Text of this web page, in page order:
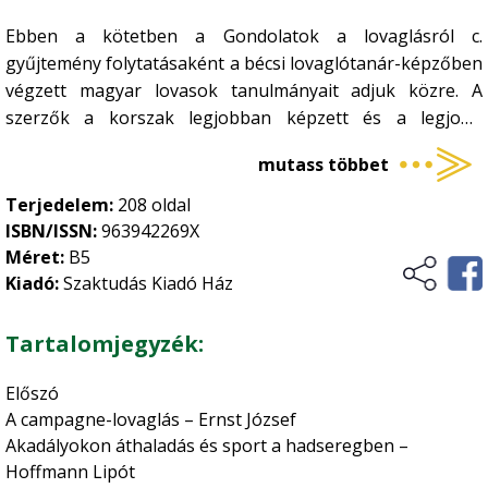
• Kertészet
• Növényvédelem
• Szőlészet-borászat
Történelem, kultúrtörténet
Üzleti élet, marketing
Ebben a kötetben a Gondolatok a lovaglásról c.
gyűjtemény folytatásaként a bécsi lovaglótanár-képzőben
végzett magyar lovasok tanulmányait adjuk közre. A
szerzők a korszak legjobban képzett és a legjobb
eredményeket elérő, versenyző és oktató, komoly
szakmai tekintélyt kivívott lovasai voltak. A cikkek pedig
többnyire a lovak idomításával, iskoláztatásával
foglalkoznak az alapkiképzéstől kezdve a legmagasabb
szintű díjlovaglásig.
mutass többet
Terjedelem: 208 oldal
ISBN/ISSN:963942269X
Méret: B5
Kiadó:Szaktudás Kiadó Ház
Tartalomjegyzék:
Előszó
A campagne-lovaglás – Ernst József
Akadályokon áthaladás és sport a hadseregben –
Hoffmann Lipót